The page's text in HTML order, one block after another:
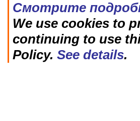
Смотрите
We use cookies to
continuing to use
Policy. See details.